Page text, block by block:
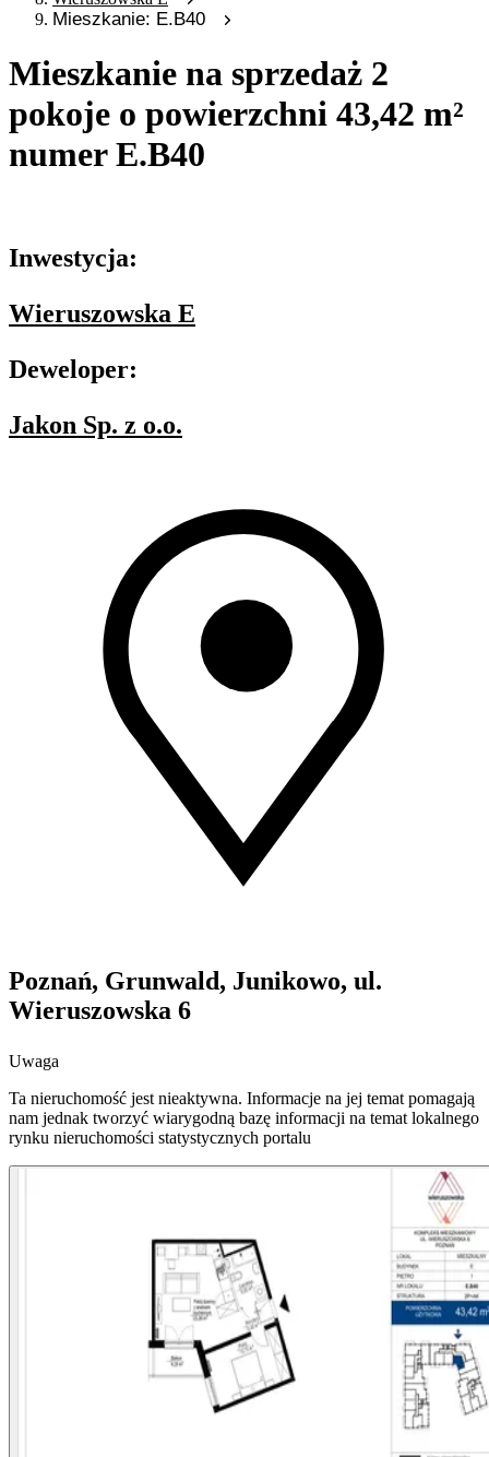
Mieszkanie: E.B40
Mieszkanie na sprzedaż 2
pokoje o powierzchni 43,42 m²
numer E.B40
Inwestycja:
Wieruszowska E
Deweloper:
Jakon Sp. z o.o.
Poznań, Grunwald, Junikowo, ul.
Wieruszowska 6
Uwaga
Ta nieruchomość jest nieaktywna. Informacje na jej temat pomagają
nam jednak tworzyć wiarygodną bazę informacji na temat lokalnego
rynku nieruchomości statystycznych portalu